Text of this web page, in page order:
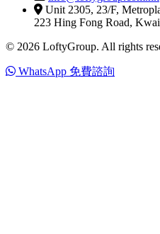
Unit 2305, 23/F,
223 Hing Fong Road,
© 2026 LoftyGroup. All rights
WhatsApp 免費諮詢